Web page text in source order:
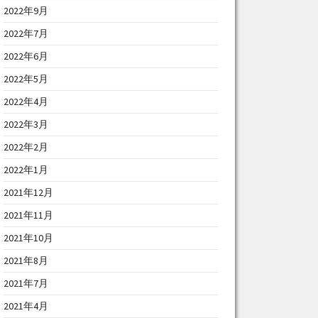
2022年9月
2022年7月
2022年6月
2022年5月
2022年4月
2022年3月
2022年2月
2022年1月
2021年12月
2021年11月
2021年10月
2021年8月
2021年7月
2021年4月